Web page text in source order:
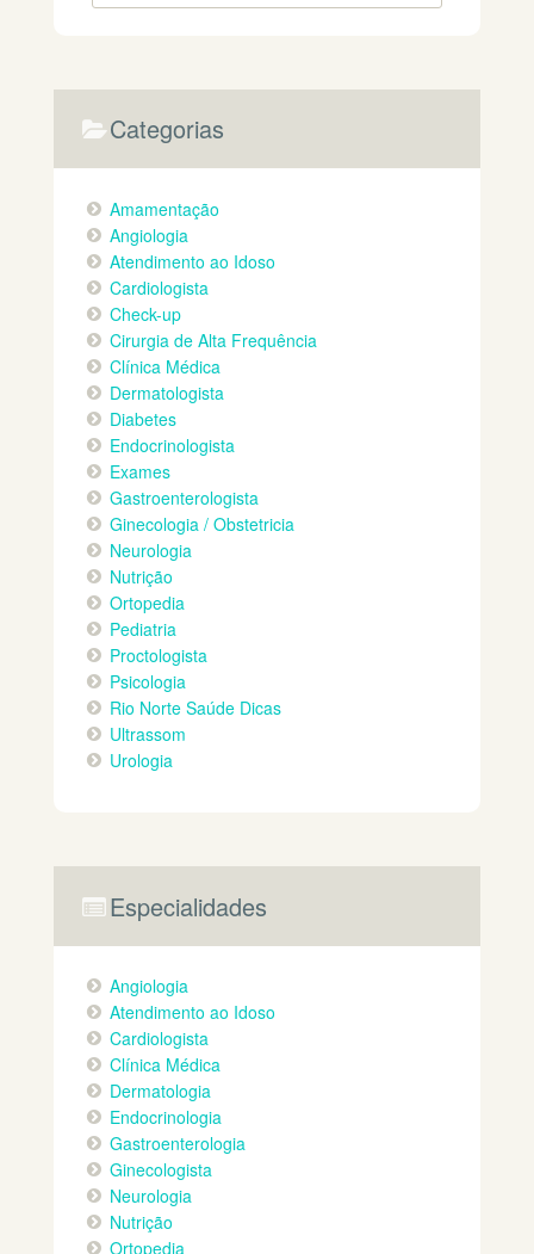
Categorias
Amamentação
Angiologia
Atendimento ao Idoso
Cardiologista
Check-up
Cirurgia de Alta Frequência
Clínica Médica
Dermatologista
Diabetes
Endocrinologista
Exames
Gastroenterologista
Ginecologia / Obstetricia
Neurologia
Nutrição
Ortopedia
Pediatria
Proctologista
Psicologia
Rio Norte Saúde Dicas
Ultrassom
Urologia
Especialidades
Angiologia
Atendimento ao Idoso
Cardiologista
Clínica Médica
Dermatologia
Endocrinologia
Gastroenterologia
Ginecologista
Neurologia
Nutrição
Ortopedia